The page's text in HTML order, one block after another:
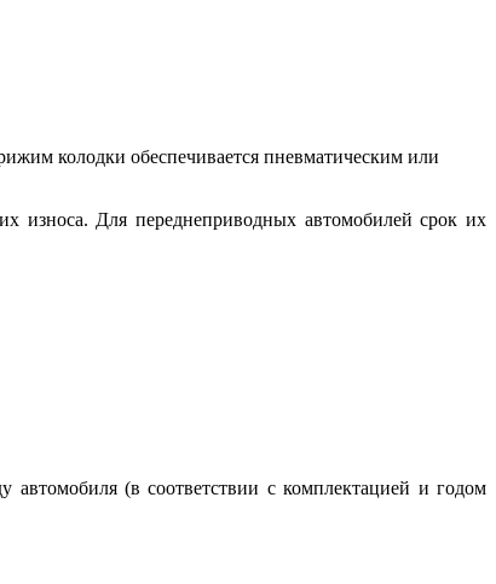
колодки обеспечивается пневматическим или
износа. Для переднеприводных автомобилей срок их
(в соответствии с комплектацией и годом